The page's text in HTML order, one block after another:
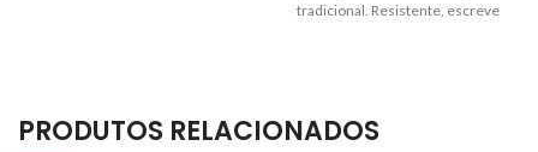
tradicional. Resistente, escreve
PRODUTOS RELACIONADOS